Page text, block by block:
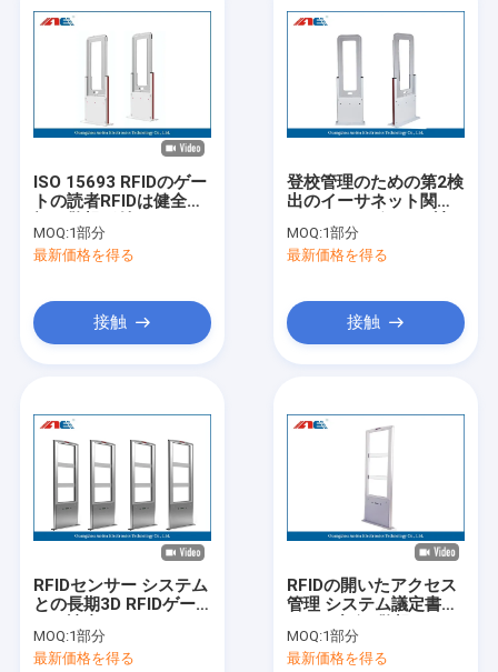
ISO 15693 RFIDのゲー
トの読者RFIDは健全で
登校システムを基づか
せていた
MOQ:1部分
最新価格を得る
接触
登校管理のための第2検
出のイーサネット関係
者
MOQ:1部分
最新価格を得る
接触
RFIDセンサー システム
との長期3D RFIDゲー
ト コミュニケーション
MOQ:1部分
最新価格を得る
RFIDの開いたアクセス
管理 システム議定書ラ
の3D HF RFIDのゲート
の読者
MOQ:1部分
最新価格を得る